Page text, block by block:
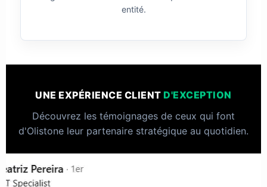
entité.
UNE EXPÉRIENCE CLIENT D'EXCEPTION
Découvrez les témoignages de ceux qui font
d'Olistone leur partenaire stratégique au quotidien.